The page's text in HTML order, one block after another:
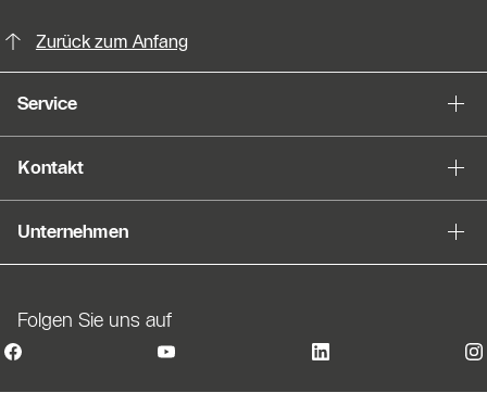
Slider Bildergalerie
Zurück zum Anfang
Service
Kontakt
Unternehmen
Folgen Sie uns auf